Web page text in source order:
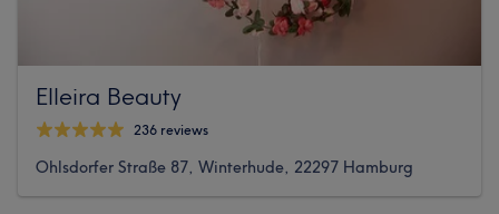
Elleira Beauty
236 reviews
Ohlsdorfer Straße 87, Winterhude, 22297 Hamburg